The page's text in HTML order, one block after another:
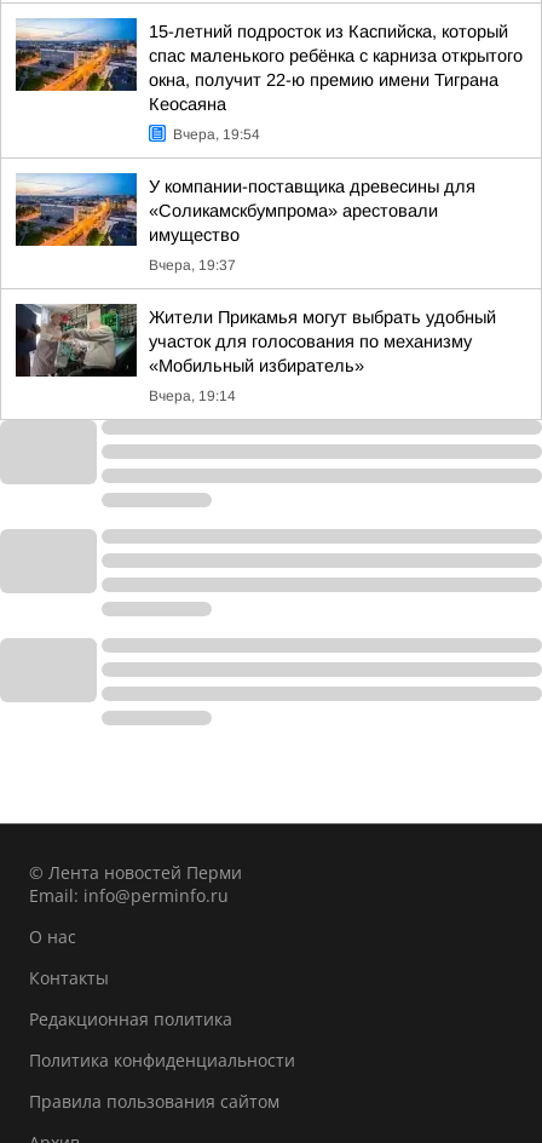
15-летний подросток из Каспийска, который
спас маленького ребёнка с карниза открытого
окна, получит 22-ю премию имени Тиграна
Кеосаяна
Вчера, 19:54
У компании-поставщика древесины для
«Соликамскбумпрома» арестовали
имущество
Вчера, 19:37
Жители Прикамья могут выбрать удобный
участок для голосования по механизму
«Мобильный избиратель»
Вчера, 19:14
© Лента новостей Перми
Email: info@perminfo.ru
О нас
Контакты
Редакционная политика
Политика конфиденциальности
Правила пользования сайтом